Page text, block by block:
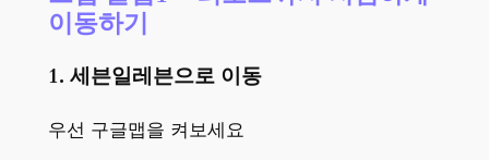
이동하기
1. 세븐일레븐으로 이동
우선 구글맵을 켜보세요